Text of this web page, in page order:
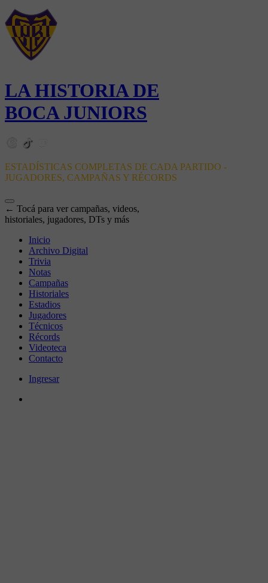
LA HISTORIA DE
BOCA JUNIORS
ESTADÍSTICAS COMPLETAS DE CADA PARTIDO -
JUGADORES, CAMPAÑAS Y RÉCORDS
← Tocá para ver campañas, videos,
historiales, jugadores, DTs y más
Inicio
Archivo Digital
Trivia
Notas
Campañas
Historiales
Estadios
Jugadores
Técnicos
Récords
Videoteca
Contacto
Ingresar